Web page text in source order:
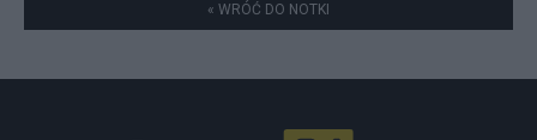
« WRÓĆ DO NOTKI